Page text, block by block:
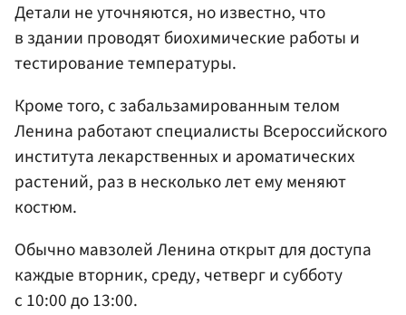
Детали не уточняются, но известно, что
в здании проводят биохимические работы и
тестирование температуры.
Кроме того, с забальзамированным телом
Ленина работают специалисты Всероссийского
института лекарственных и ароматических
растений, раз в несколько лет ему меняют
костюм.
Обычно мавзолей Ленина открыт для доступа
каждые вторник, среду, четверг и субботу
с 10:00 до 13:00.